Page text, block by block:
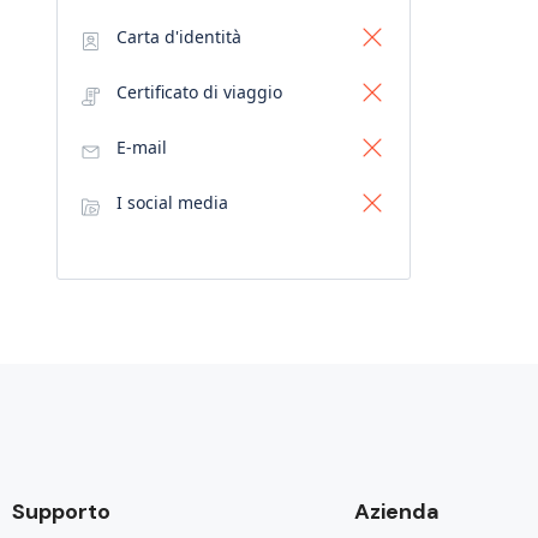
Carta d'identità
Certificato di viaggio
E-mail
I social media
Supporto Azienda